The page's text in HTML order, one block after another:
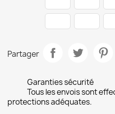
Partager
Garanties sécurité
Tous les envois sont
protections adéquates.